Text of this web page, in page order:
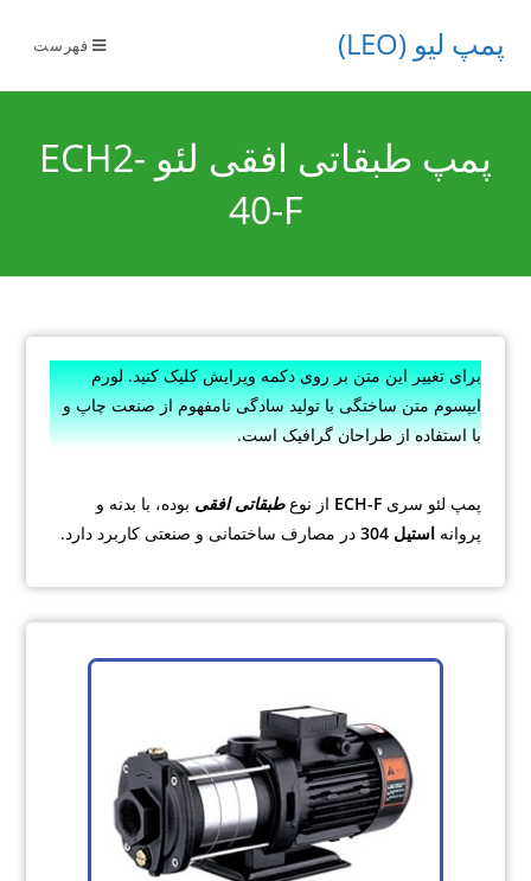
پمپ لیو (LEO) فهرست
پمپ طبقاتی افقی لئو ECH2-
40-F
برای تغییر این متن بر روی دکمه ویرایش کلیک کنید. لورم
ایپسوم متن ساختگی با تولید سادگی نامفهوم از صنعت چاپ و
با استفاده از طراحان گرافیک است.
پمپ لئو سریECH-F از نوعطبقاتی افقی بوده، با بدنه و
پروانه استیل 304 در مصارف ساختمانی و صنعتی کاربرد دارد.